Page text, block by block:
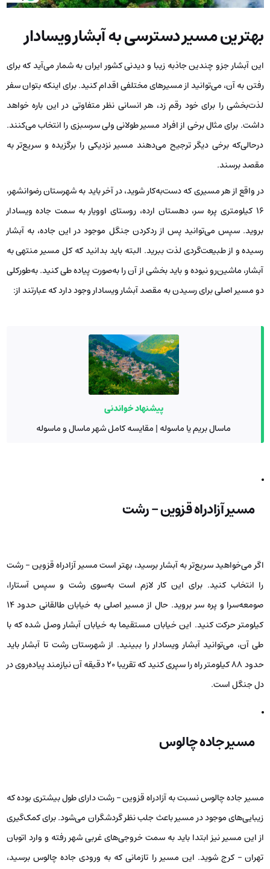
بهترین مسیر دسترسی به آبشار ویسادار
این آبشار جزو چندین جاذبه زیبا و دیدنی کشور ایران به شمار می‌آید که برای
رفتن به آن، می‌توانید از مسیرهای مختلفی اقدام کنید. برای اینکه بتوان سفر
لذت‌بخشی را برای خود رقم زد، هر انسانی نظر متفاوتی در این باره خواهد
داشت. برای مثال برخی از افراد مسیر طولانی ولی سرسبزی را انتخاب می‌کنند.
درحالی‌که برخی دیگر ترجیح می‌دهند مسیر نزدیکی را برگزیده و سریع‌تر به
مقصد برسند.
در واقع از هر مسیری که دست‌به‌کار شوید، در آخر باید به شهرستان رضوانشهر،
16 کیلومتری پره سر، دهستان ارده، روستای اوویار به سمت جاده ویسادار
بروید. سپس می‌توانید پس از ردکردن جنگل موجود در این جاده، به آبشار
رسیده و از طبیعت‌گردی لذت ببرید. البته باید بدانید که کل مسیر منتهی به
آبشار، ماشین‌رو نبوده و باید بخشی از آن را به‌صورت پیاده طی کنید. به‌طورکلی
دو مسیر اصلی برای رسیدن به مقصد آبشار ویسادار وجود دارد که عبارتند از:
پیشنهاد خواندنی
ماسال بریم یا ماسوله | مقایسه کامل شهر ماسال و ماسوله
مسیر آزادراه قزوین – رشت
اگر می‌خواهید سریع‌تر به آبشار برسید، بهتر است مسیر آزادراه قزوین – رشت
را انتخاب کنید. برای این کار لازم است به‌سوی رشت و سپس آستارا،
صومعه‌سرا و پره سر بروید. حال از مسیر اصلی به خیابان طالقانی حدود 14
کیلومتر حرکت کنید. این خیابان مستقیما به خیابان آبشار وصل شده که با
طی آن، می‌توانید آبشار ویسادار را ببینید. از شهرستان رشت تا آبشار باید
حدود 88 کیلومتر راه را سپری کنید که تقریبا 20 دقیقه آن نیازمند پیاده‌روی در
دل جنگل است.
مسیر جاده چالوس
مسیر جاده چالوس نسبت به آزادراه قزوین – رشت دارای طول بیشتری بوده که
زیبایی‌های موجود در مسیر باعث جلب نظر گردشگران می‌شود. برای کمک‌گیری
از این مسیر نیز ابتدا باید به سمت خروجی‌های غربی شهر رفته و وارد اتوبان
تهران – کرج شوید. این مسیر را تازمانی‌ که به ورودی جاده چالوس برسید،